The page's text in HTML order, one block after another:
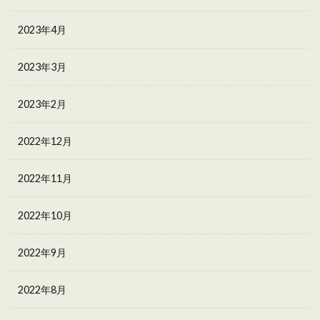
2023年4月
2023年3月
2023年2月
2022年12月
2022年11月
2022年10月
2022年9月
2022年8月